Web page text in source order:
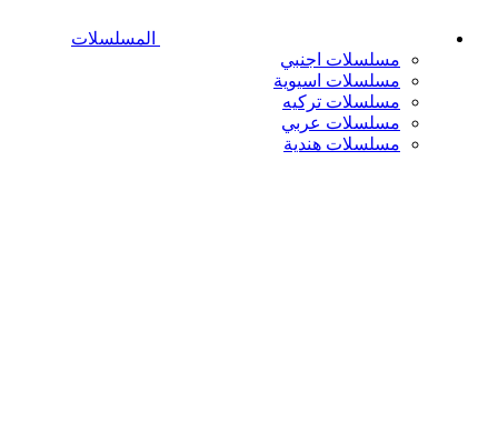
المسلسلات
مسلسلات اجنبي
مسلسلات اسيوية
مسلسلات تركيه
مسلسلات عربي
مسلسلات هندية